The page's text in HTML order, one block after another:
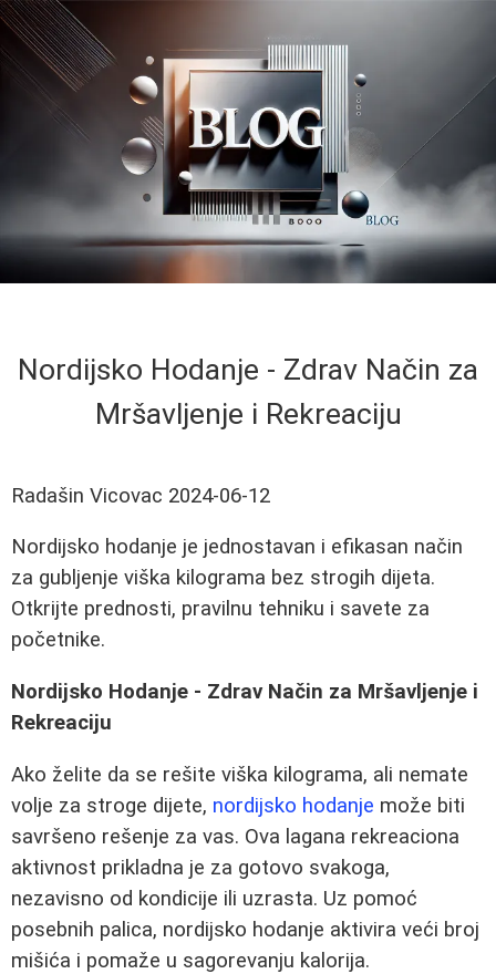
Nordijsko Hodanje - Zdrav Način za
Mršavljenje i Rekreaciju
Radašin Vicovac 2024-06-12
Nordijsko hodanje je jednostavan i efikasan način
za gubljenje viška kilograma bez strogih dijeta.
Otkrijte prednosti, pravilnu tehniku i savete za
početnike.
Nordijsko Hodanje - Zdrav Način za Mršavljenje i
Rekreaciju
Ako želite da se rešite viška kilograma, ali nemate
volje za stroge dijete, nordijsko hodanje može biti
savršeno rešenje za vas. Ova lagana rekreaciona
aktivnost prikladna je za gotovo svakoga,
nezavisno od kondicije ili uzrasta. Uz pomoć
posebnih palica, nordijsko hodanje aktivira veći broj
mišića i pomaže u sagorevanju kalorija.